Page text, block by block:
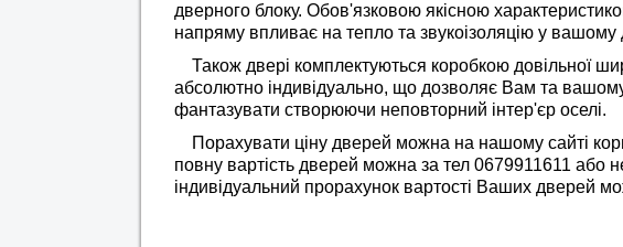
дверного блоку. Обов'язковою якісною
напряму впливає на тепло та звукоізоляцію у вашому
Також двері комплектуються коробкою довільної
абсолютно індивідуально, що дозволяє Вам та
фантазувати створюючи неповторний інтер'єр оселі.
Порахувати ціну дверей можна на нашому сайті
повну вартість дверей можна за тел 0679911611 або
індивідуальний прорахунок вартості Ваших дверей